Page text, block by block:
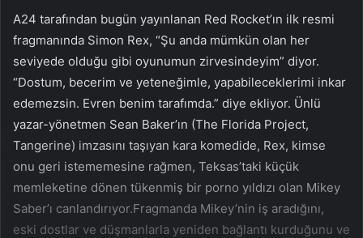
A24 tarafından bugün yayınlanan Red Rocket’ın ilk resmi
fragmanında Simon Rex, “Şu anda mümkün olan her
seviyede olduğu gibi oyunumun zirvesindeyim” diyor.
“Dostum, becerim ve yeteneğimle, yapabileceklerimi inkar
edemezsin. Evren benim tarafımda.” diye ekliyor. Ünlü
yazar-yönetmen Sean Baker’ın (The Florida Project,
Tangerine) imzasını taşıyan kara komedide, Rex, kimse
onu geri istememesine rağmen, Teksas’taki küçük
memleketine dönen tükenmiş bir porno yıldızı olan Mikey
Saber’ı canlandırıyor.Fragmanda Mikey’nin iş aradığını,
eski dostlar ve düşmanlarla yeniden bağlantı kurduğunu ve